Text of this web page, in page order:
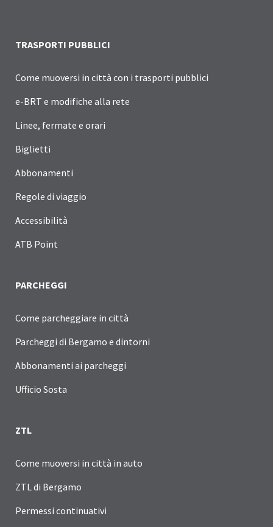
TRASPORTI PUBBLICI
Come muoversi in città con i trasporti pubblici
e-BRT e modifiche alla rete
Linee, fermate e orari
Biglietti
Abbonamenti
Regole di viaggio
Accessibilità
ATB Point
PARCHEGGI
Come parcheggiare in città
Parcheggi di Bergamo e dintorni
Abbonamenti ai parcheggi
Ufficio Sosta
ZTL
Come muoversi in città in auto
ZTL di Bergamo
Permessi continuativi